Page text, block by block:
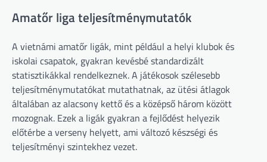
Amatőr liga teljesítménymutatók
A vietnámi amatőr ligák, mint például a helyi klubok és
iskolai csapatok, gyakran kevésbé standardizált
statisztikákkal rendelkeznek. A játékosok szélesebb
teljesítménymutatókat mutathatnak, az ütési átlagok
általában az alacsony kettő és a középső három között
mozognak. Ezek a ligák gyakran a fejlődést helyezik
előtérbe a verseny helyett, ami változó készségi és
teljesítményi szintekhez vezet.